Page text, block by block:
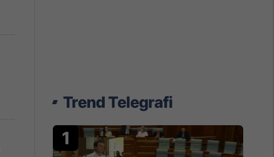
Trend Telegrafi